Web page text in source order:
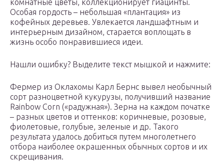
комнатные цветы, коллекционирует гиацинты.
Особая гордость – небольшая «плантация» из
кофейных деревьев. Увлекается ландшафтным и
интерьерным дизайном, старается воплощать в
жизнь особо понравившиеся идеи.
Нашли ошибку? Выделите текст мышкой и нажмите:
Фермер из Оклахомы Карл Бернс вывел необычный
сорт разноцветной кукурузы, получивший название
Rainbow Corn («радужная»). Зерна на каждом початке
– разных цветов и оттенков: коричневые, розовые,
фиолетовые, голубые, зеленые и др. Такого
результата удалось добиться путем многолетнего
отбора наиболее окрашенных обычных сортов и их
скрещивания.